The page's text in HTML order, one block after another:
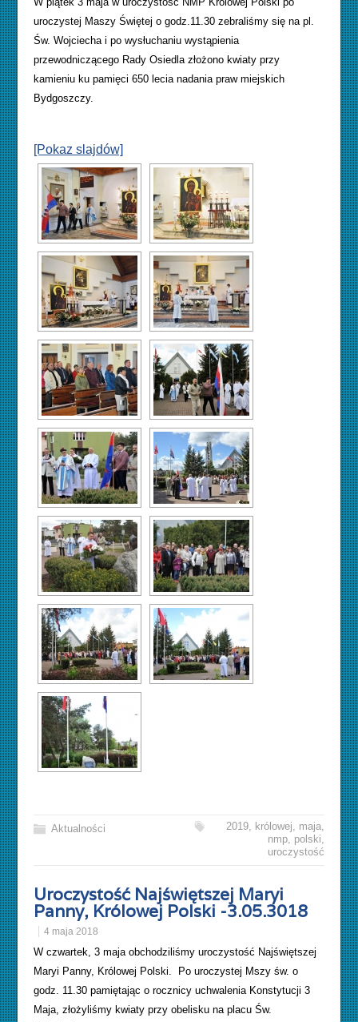
uroczystej Maszy Świętej o godz.11.30 zebraliśmy się na pl.
Św. Wojciecha i po wysłuchaniu wystąpienia
przewodniczącego Rady Osiedla złożono kwiaty przy
kamieniu ku pamięci 650 lecia nadania praw miejskich
Bydgoszczy.
[Pokaz slajdów]
Aktualności 2019, królowej, maja,
nmp, polski,
uroczystość
Uroczystość Najświętszej Maryi
Panny, Królowej Polski -3.05.3018
4 maja 2018
W czwartek, 3 maja obchodziliśmy uroczystość Najświętszej
Maryi Panny, Królowej Polski. Po uroczystej Mszy św. o
godz. 11.30 pamiętając o rocznicy uchwalenia Konstytucji 3
Maja, złożyliśmy kwiaty przy obelisku na placu Św.